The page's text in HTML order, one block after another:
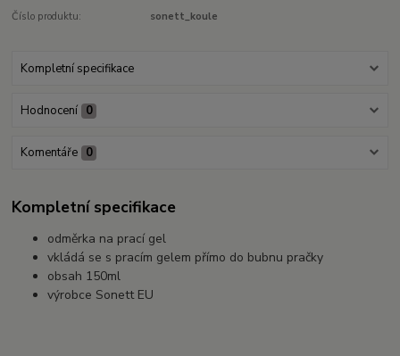
Číslo produktu: sonett_koule
Kompletní specifikace
Hodnocení 0
Komentáře 0
Kompletní specifikace
odměrka na prací gel
vkládá se s pracím gelem přímo do bubnu pračky
obsah 150ml
výrobce Sonett EU